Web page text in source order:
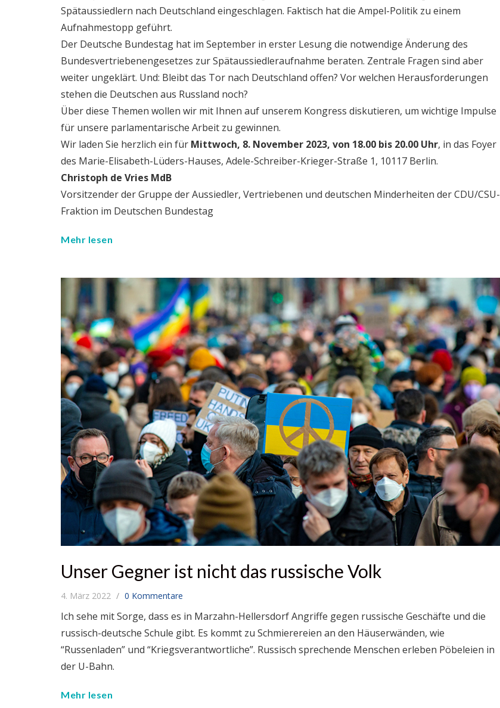
Spätaussiedlern nach Deutschland eingeschlagen. Faktisch hat die Ampel-Politik zu einem
Aufnahmestopp geführt.
Der Deutsche Bundestag hat im September in erster Lesung die notwendige Änderung des
Bundesvertriebenengesetzes zur Spätaussiedleraufnahme beraten. Zentrale Fragen sind aber
weiter ungeklärt. Und: Bleibt das Tor nach Deutschland offen? Vor welchen Herausforderungen
stehen die Deutschen aus Russland noch?
Über diese Themen wollen wir mit Ihnen auf unserem Kongress diskutieren, um wichtige Impulse
für unsere parlamentarische Arbeit zu gewinnen.
Wir laden Sie herzlich ein für Mittwoch, 8. November 2023, von 18.00 bis 20.00 Uhr, in das Foyer
des Marie-Elisabeth-Lüders-Hauses, Adele-Schreiber-Krieger-Straße 1, 10117 Berlin.
Christoph de Vries MdB
Vorsitzender der Gruppe der Aussiedler, Vertriebenen und deutschen Minderheiten der CDU/CSU-
Fraktion im Deutschen Bundestag
Mehr lesen
Unser Gegner ist nicht das russische Volk
4. März 2022 0 Kommentare
Ich sehe mit Sorge, dass es in Marzahn-Hellersdorf Angriffe gegen russische Geschäfte und die
russisch-deutsche Schule gibt. Es kommt zu Schmierereien an den Häuserwänden, wie
“Russenladen” und “Kriegsverantwortliche”. Russisch sprechende Menschen erleben Pöbeleien in
der U-Bahn.
Mehr lesen